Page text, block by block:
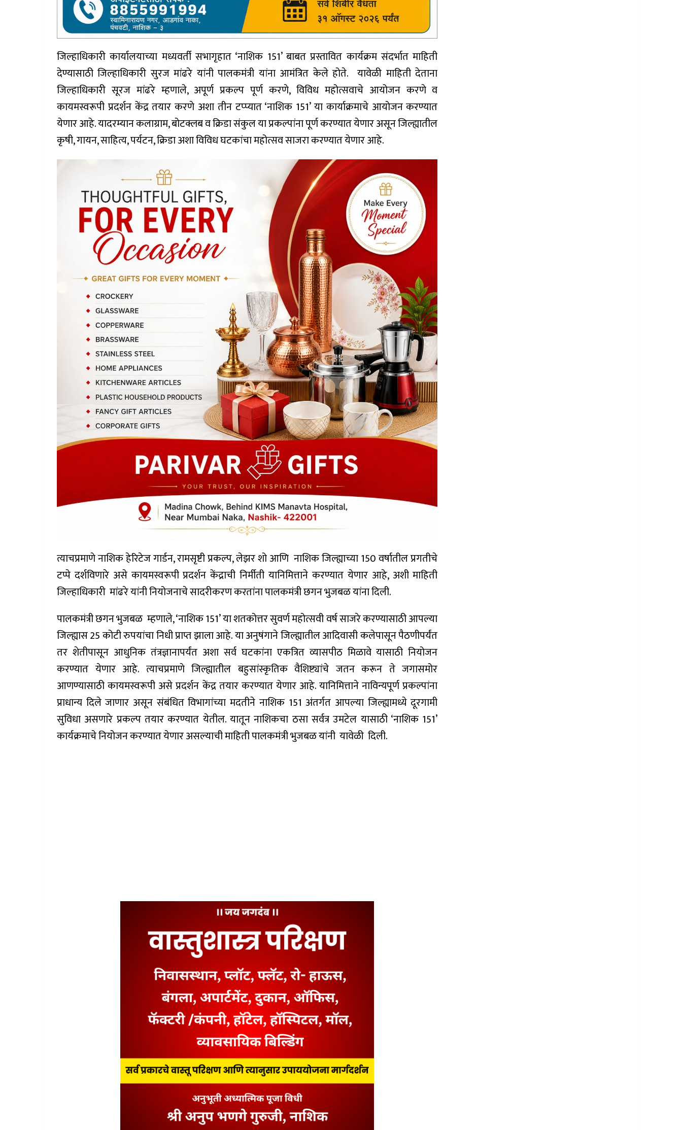
जिल्हाधिकारी कार्यालयाच्या मध्यवर्ती सभागृहात ‘नाशिक 151’ बाबत प्रस्तावित कार्यक्रम संदर्भात माहिती
देण्यासाठी जिल्हाधिकारी सुरज मांढरे यांनी पालकमंत्री यांना आमंत्रित केले होते. यावेळी माहिती देताना
जिल्हाधिकारी सूरज मांढरे म्हणाले, अपूर्ण प्रकल्प पूर्ण करणे, विविध महोत्सवाचे आयोजन करणे व
कायमस्वरूपी प्रदर्शन केंद्र तयार करणे अशा तीन टप्प्यात ‘नाशिक 151’ या कार्याक्रमाचे आयोजन करण्यात
येणार आहे. यादरम्यान कलाग्राम, बोटक्लब व क्रिडा संकुल या प्रकल्पांना पूर्ण करण्यात येणार असून जिल्ह्यातील
कृषी, गायन, साहित्य, पर्यटन, क्रिडा अशा विविध घटकांचा महोत्सव साजरा करण्यात येणार आहे.
त्याचप्रमाणे नाशिक हेरिटेज गार्डन, रामसृष्टी प्रकल्प, लेझर शो आणि नाशिक जिल्ह्याच्या 150 वर्षातील प्रगतीचे
टप्पे दर्शविणारे असे कायमस्वरूपी प्रदर्शन केंद्राची निर्मीती यानिमित्ताने करण्यात येणार आहे, अशी माहिती
जिल्हाधिकारी मांढरे यांनी नियोजनाचे सादरीकरण करतांना पालकमंत्री छगन भुजबळ यांना दिली.
पालकमंत्री छगन भुजबळ म्हणाले, ‘नाशिक 151’ या शतकोत्तर सुवर्ण महोत्सवी वर्ष साजरे करण्यासाठी आपल्या
जिल्ह्यास 25 कोटी रुपयांचा निधी प्राप्त झाला आहे. या अनुषंगाने जिल्ह्यातील आदिवासी कलेपासून पैठणीपर्यंत
तर शेतीपासून आधुनिक तंत्रज्ञानापर्यंत अशा सर्व घटकांना एकत्रित व्यासपीठ मिळावे यासाठी नियोजन
करण्यात येणार आहे. त्याचप्रमाणे जिल्ह्यातील बहुसांस्कृतिक वैशिष्ट्यांचे जतन करून ते जगासमोर
आणण्यासाठी कायमस्वरूपी असे प्रदर्शन केंद्र तयार करण्यात येणार आहे. यानिमित्ताने नाविन्यपूर्ण प्रकल्पांना
प्राधान्य दिले जाणार असून संबंधित विभागांच्या मदतीने नाशिक 151 अंतर्गत आपल्या जिल्ह्यामध्ये दूरगामी
सुविधा असणारे प्रकल्प तयार करण्यात येतील. यातून नाशिकचा ठसा सर्वत्र उमटेल यासाठी ‘नाशिक 151’
कार्यक्रमाचे नियोजन करण्यात येणार असल्याची माहिती पालकमंत्री भुजबळ यांनी यावेळी दिली.